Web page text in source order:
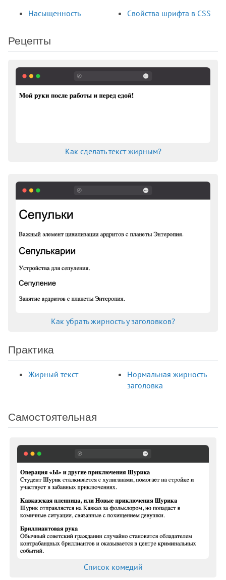
Насыщенность Свойства шрифта в CSS
Рецепты
Как сделать текст жирным?
Как убрать жирность у заголовков?
Практика
Жирный текст
Нормальная жирность
заголовка
Самостоятельная
Список комедий
border-start-start-radius
border-top
border-top-left-radius
border-top-right-radius
border-top-style
box-decoration-break
caption-side
clear
clip
color
color-scheme
column-count
column-fill
column-rule
column-rule-style
column-rule-width
column-span
content
content-visibility
counter-reset
direction
display
empty-cells
filter
flex
flex-basis